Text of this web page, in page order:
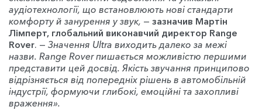
аудіотехнології, що встановлюють нові стандарти
комфорту й занурення у звук, — зазначив Мартін
Лімперт, глобальний виконавчий директор Range
Rover. — Значення Ultra виходить далеко за межі
назви. Range Rover пишається можливістю першими
представити цей досвід. Якість звучання принципово
відрізняється від попередніх рішень в автомобільній
індустрії, формуючи глибокі, емоційні та захопливі
враження».